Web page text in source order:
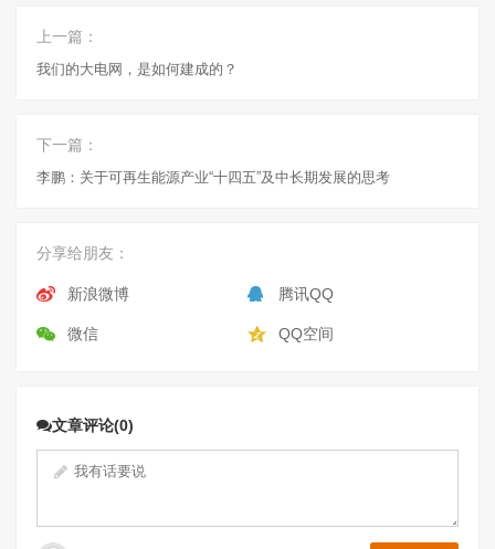
上一篇：
我们的大电网，是如何建成的？
下一篇：
李鹏：关于可再生能源产业“十四五”及中长期发展的思考
分享给朋友：
新浪微博 腾讯QQ
微信 QQ空间
文章评论(0)